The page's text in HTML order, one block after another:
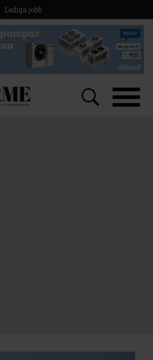
Lediga jobb